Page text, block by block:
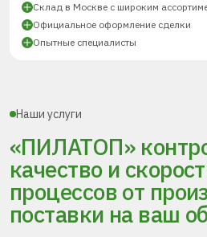
Склад в Москве с широким
Официальное оформление сделки
Опытные специалисты
Наши услуги
«ПИЛАТОП»
качество и
процессовот
поставки на ваш